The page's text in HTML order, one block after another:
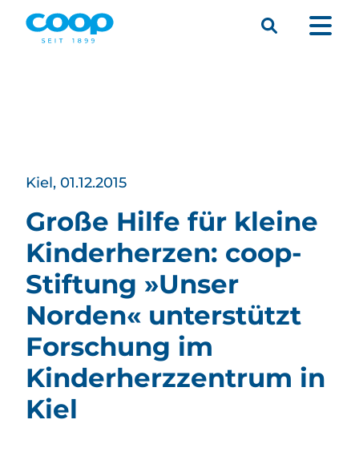
Menü
Suche
Kiel, 01.12.2015
Große Hilfe für kleine
Kinderherzen: coop-
Stiftung »Unser
Norden« unterstützt
Forschung im
Kinderherzzentrum in
Kiel